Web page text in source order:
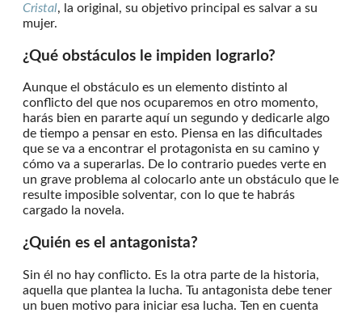
Cristal, la original, su objetivo principal es salvar a su
mujer.
¿Qué obstáculos le impiden lograrlo?
Aunque el obstáculo es un elemento distinto al
conflicto del que nos ocuparemos en otro momento,
harás bien en pararte aquí un segundo y dedicarle algo
de tiempo a pensar en esto. Piensa en las dificultades
que se va a encontrar el protagonista en su camino y
cómo va a superarlas. De lo contrario puedes verte en
un grave problema al colocarlo ante un obstáculo que le
resulte imposible solventar, con lo que te habrás
cargado la novela.
¿Quién es el antagonista?
Sin él no hay conflicto. Es la otra parte de la historia,
aquella que plantea la lucha. Tu antagonista debe tener
un buen motivo para iniciar esa lucha. Ten en cuenta